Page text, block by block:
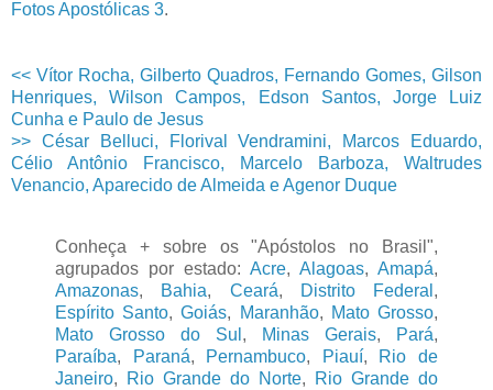
Fotos Apostólicas 3.
<< Vítor Rocha, Gilberto Quadros, Fernando Gomes, Gilson
Henriques, Wilson Campos, Edson Santos, Jorge Luiz
Cunha e Paulo de Jesus
>> César Belluci, Florival Vendramini, Marcos Eduardo,
Célio Antônio Francisco, Marcelo Barboza, Waltrudes
Venancio, Aparecido de Almeida e Agenor Duque
Conheça + sobre os "Apóstolos no Brasil",
agrupados por estado: Acre, Alagoas, Amapá,
Amazonas, Bahia, Ceará, Distrito Federal ,
Espírito Santo,Goiás, Maranhão, Mato Grosso,
Mato Grosso do Sul , Minas Gerais, Pará,
Paraíba, Paraná, Pernambuco, Piauí, Rio de
Janeiro, Rio Grande do Norte,
Rio Grande do